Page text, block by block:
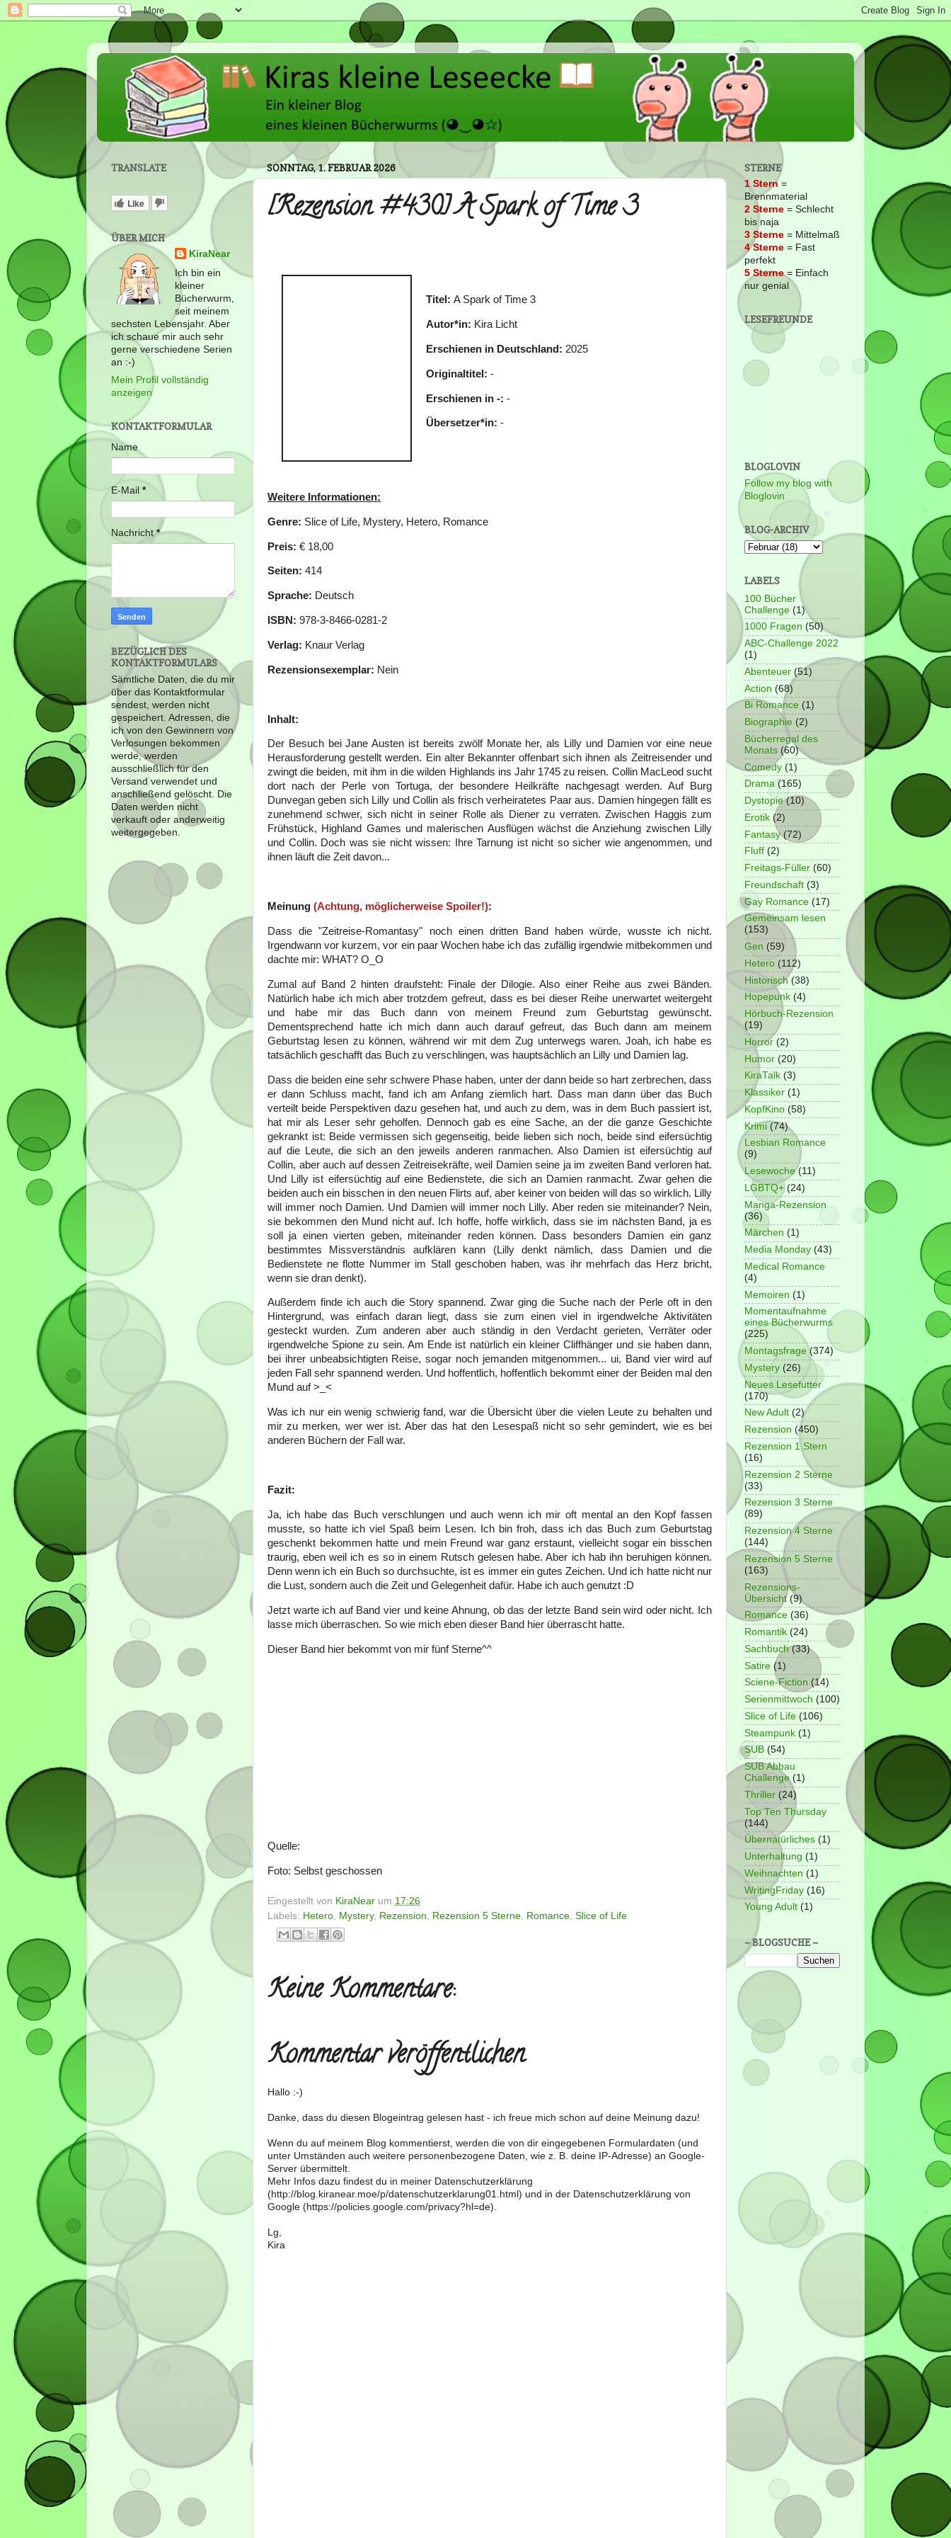
SONNTAG, 1. FEBRUAR 2026
[Rezension #430] A Spark of Time 3
Titel: A Spark of Time 3
Autor*in: Kira Licht
Erschienen in Deutschland: 2025
Originaltitel: -
Erschienen in -: -
Übersetzer*in: -
Weitere Informationen:
Genre: Slice of Life, Mystery, Hetero, Romance
Preis: € 18,00
Seiten: 414
Sprache: Deutsch
ISBN: 978-3-8466-0281-2
Verlag: Knaur Verlag
Rezensionsexemplar: Nein
Inhalt:
Der Besuch bei Jane Austen ist bereits zwölf Monate her, als Lilly und Damien vor eine neue
Herausforderung gestellt werden. Ein alter Bekannter offenbart sich ihnen als Zeitreisender und
zwingt die beiden, mit ihm in die wilden Highlands ins Jahr 1745 zu reisen. Collin MacLeod sucht
dort nach der Perle von Tortuga, der besondere Heilkräfte nachgesagt werden. Auf Burg
Dunvegan geben sich Lilly und Collin als frisch verheiratetes Paar aus. Damien hingegen fällt es
zunehmend schwer, sich nicht in seiner Rolle als Diener zu verraten. Zwischen Haggis zum
Frühstück, Highland Games und malerischen Ausflügen wächst die Anziehung zwischen Lilly
und Collin. Doch was sie nicht wissen: Ihre Tarnung ist nicht so sicher wie angenommen, und
ihnen läuft die Zeit davon...
Meinung (Achtung, möglicherweise Spoiler!):
Dass die "Zeitreise-Romantasy" noch einen dritten Band haben würde, wusste ich nicht.
Irgendwann vor kurzem, vor ein paar Wochen habe ich das zufällig irgendwie mitbekommen und
dachte mir: WHAT? O_O
Zumal auf Band 2 hinten draufsteht: Finale der Dilogie. Also einer Reihe aus zwei Bänden.
Natürlich habe ich mich aber trotzdem gefreut, dass es bei dieser Reihe unerwartet weitergeht
und habe mir das Buch dann von meinem Freund zum Geburtstag gewünscht.
Dementsprechend hatte ich mich dann auch darauf gefreut, das Buch dann am meinem
Geburtstag lesen zu können, während wir mit dem Zug unterwegs waren. Joah, ich habe es
tatsächlich geschafft das Buch zu verschlingen, was hauptsächlich an Lilly und Damien lag.
Dass die beiden eine sehr schwere Phase haben, unter der dann beide so hart zerbrechen, dass
er dann Schluss macht, fand ich am Anfang ziemlich hart. Dass man dann über das Buch
verteilt beide Perspektiven dazu gesehen hat, und auch zu dem, was in dem Buch passiert ist,
hat mir als Leser sehr geholfen. Dennoch gab es eine Sache, an der die ganze Geschichte
gekrankt ist: Beide vermissen sich gegenseitig, beide lieben sich noch, beide sind eifersüchtig
auf die Leute, die sich an den jeweils anderen ranmachen. Also Damien ist eifersüchtig auf
Collin, aber auch auf dessen Zeitreisekräfte, weil Damien seine ja im zweiten Band verloren hat.
Und Lilly ist eifersüchtig auf eine Bedienstete, die sich an Damien ranmacht. Zwar gehen die
beiden auch ein bisschen in den neuen Flirts auf, aber keiner von beiden will das so wirklich. Lilly
will immer noch Damien. Und Damien will immer noch Lilly. Aber reden sie miteinander? Nein,
sie bekommen den Mund nicht auf. Ich hoffe, hoffe wirklich, dass sie im nächsten Band, ja es
soll ja einen vierten geben, miteinander reden können. Dass besonders Damien ein ganz
bestimmtes Missverständnis aufklären kann (Lilly denkt nämlich, dass Damien und die
Bedienstete ne flotte Nummer im Stall geschoben haben, was ihr mehrfach das Herz bricht,
wenn sie dran denkt).
Außerdem finde ich auch die Story spannend. Zwar ging die Suche nach der Perle oft in den
Hintergrund, was einfach daran liegt, dass sie zum einen viel in irgendwelche Aktivitäten
gesteckt wurden. Zum anderen aber auch ständig in den Verdacht gerieten, Verräter oder
irgendwelche Spione zu sein. Am Ende ist natürlich ein kleiner Cliffhänger und sie haben dann,
bei ihrer unbeabsichtigten Reise, sogar noch jemanden mitgenommen... ui, Band vier wird auf
jeden Fall sehr spannend werden. Und hoffentlich, hoffentlich bekommt einer der Beiden mal den
Mund auf >_<
Was ich nur ein wenig schwierig fand, war die Übersicht über die vielen Leute zu behalten und
mir zu merken, wer wer ist. Aber das hat den Lesespaß nicht so sehr gemindert, wie es bei
anderen Büchern der Fall war.
Fazit:
Ja, ich habe das Buch verschlungen und auch wenn ich mir oft mental an den Kopf fassen
musste, so hatte ich viel Spaß beim Lesen. Ich bin froh, dass ich das Buch zum Geburtstag
geschenkt bekommen hatte und mein Freund war ganz erstaunt, vielleicht sogar ein bisschen
traurig, eben weil ich es so in einem Rutsch gelesen habe. Aber ich hab ihn beruhigen können.
Denn wenn ich ein Buch so durchsuchte, ist es immer ein gutes Zeichen. Und ich hatte nicht nur
die Lust, sondern auch die Zeit und Gelegenheit dafür. Habe ich auch genutzt :D
Jetzt warte ich auf Band vier und keine Ahnung, ob das der letzte Band sein wird oder nicht. Ich
lasse mich überraschen. So wie mich eben dieser Band hier überrascht hatte.
Dieser Band hier bekommt von mir fünf Sterne^^
Quelle:
Foto: Selbst geschossen
Eingestellt von KiraNear um 17:26
Labels: Hetero Mystery, Rezension Rezension 5 Sterne Romance Slice of Life
Keine Kommentare:
Kommentar veröffentlichen
Hallo :-)
Danke, dass du diesen Blogeintrag gelesen hast - ich freue mich schon auf deine Meinung dazu!
Wenn du auf meinem Blog kommentierst, werden die von dir eingegebenen Formulardaten (und
unter Umständen auch weitere personenbezogene Daten, wie z. B. deine IP-Adresse) an Google-
Server übermittelt.
Mehr Infos dazu findest du in meiner Datenschutzerklärung
(http://blog.kiranear.moe/p/datenschutzerklarung01.html) und in der Datenschutzerklärung von
Google (https://policies.google.com/privacy?hl=de).
Lg,
Kira
TRANSLATE
Like
ÜBER MICH
KiraNear
Ich bin ein
kleiner
Bücherwurm,
seit meinem
sechsten Lebensjahr. Aber
ich schaue mir auch sehr
gerne verschiedene Serien
an :-)
Mein Profil vollständig
anzeigen
KONTAKTFORMULAR
Name
E-Mail *
Nachricht*
BEZÜGLICH DES
KONTAKTFORMULARS
Sämtliche Daten, die du mir
über das Kontaktformular
sendest, werden nicht
gespeichert. Adressen, die
ich von den Gewinnern von
Verlosungen bekommen
werde, werden
ausschließlich für den
Versand verwendet und
anschließend gelöscht. Die
Daten werden nicht
verkauft oder anderweitig
weitergegeben.
STERNE
1 Stern =
Brennmaterial
2 Sterne = Schlecht
bis naja
3 Sterne = Mittelmaß
4 Sterne = Fast
perfekt
5 Sterne= Einfach
nur genial
LESEFREUNDE
BLOGLOVIN
Follow my blog with
Bloglovin
BLOG-ARCHIV
LABELS
100 Bücher
Challenge (1)
1000 Fragen (50)
ABC-Challenge 2022
(1)
Abenteuer (51)
Action (68)
Bi Romance (1)
Biographie (2)
Bücherregal des
Monats (60)
Comedy (1)
Drama (165)
Dystopie (10)
Erotik (2)
Fantasy (72)
Fluff (2)
Freitags-Füller (60)
Freundschaft (3)
Gay Romance (17)
Gemeinsam lesen
(153)
Gen (59)
Hetero (112)
Historisch (38)
Hopepunk (4)
Hörbuch-Rezension
(19)
Horror (2)
Humor (20)
KiraTalk (3)
Klassiker (1)
KopfKino (58)
Krimi (74)
Lesbian Romance
(9)
Lesewoche (11)
LGBTQ+ (24)
Manga-Rezension
(36)
Märchen (1)
Media Monday (43)
Medical Romance
(4)
Memoiren (1)
Momentaufnahme
eines Bücherwurms
(225)
Montagsfrage (374)
Mystery (26)
Neues Lesefutter
(170)
New Adult (2)
Rezension (450)
Rezension 1 Stern
(16)
Rezension 2 Sterne
(33)
Rezension 3 Sterne
(89)
Rezension 4 Sterne
(144)
Rezension 5 Sterne
(163)
Rezensions-
Übersicht (9)
Romance (36)
Romantik (24)
Sachbuch (33)
Satire (1)
Sciene-Fiction (14)
Serienmittwoch (100)
Slice of Life (106)
Steampunk (1)
SUB (54)
SUB Abbau
Challenge (1)
Thriller (24)
Top Ten Thursday
(144)
Übernatürliches (1)
Unterhaltung (1)
Weihnachten (1)
WritingFriday (16)
Young Adult (1)
~ BLOGSUCHE ~